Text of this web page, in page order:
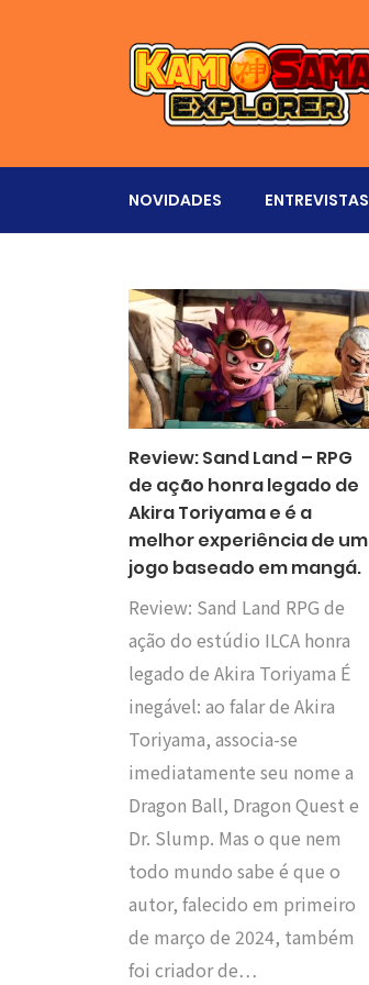
NOVIDADES ENTREVISTAS
Review: Sand Land – RPG
de ação honra legado de
Akira Toriyama e é a
melhor experiência de um
jogo baseado em mangá.
Review: Sand Land RPG de
ação do estúdio ILCA honra
legado de Akira Toriyama É
inegável: ao falar de Akira
Toriyama, associa-se
imediatamente seu nome a
Dragon Ball, Dragon Quest e
Dr. Slump. Mas o que nem
todo mundo sabe é que o
autor, falecido em primeiro
de março de 2024, também
foi criador de…